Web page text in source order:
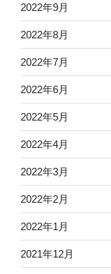
2022年9月
2022年8月
2022年7月
2022年6月
2022年5月
2022年4月
2022年3月
2022年2月
2022年1月
2021年12月